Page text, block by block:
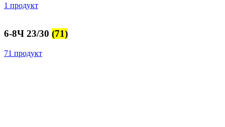
1 продукт
6-8Ч 23/30 (71)
71 продукт